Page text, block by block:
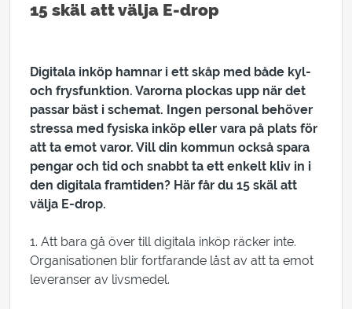
15 skäl att välja E-drop
Digitala inköp hamnar i ett skåp med både kyl-
och frysfunktion. Varorna plockas upp när det
passar bäst i schemat. Ingen personal behöver
stressa med fysiska inköp eller vara på plats för
att ta emot varor. Vill din kommun också spara
pengar och tid och snabbt ta ett enkelt kliv in i
den digitala framtiden? Här får du 15 skäl att
välja E-drop.
1. Att bara gå över till digitala inköp räcker inte.
Organisationen blir fortfarande låst av att ta emot
leveranser av livsmedel.